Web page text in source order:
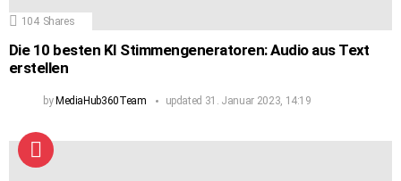
104 Shares
Die 10 besten KI Stimmengeneratoren: Audio aus Text
erstellen
byMediaHub360Team updated 31. Januar 2023, 14:19